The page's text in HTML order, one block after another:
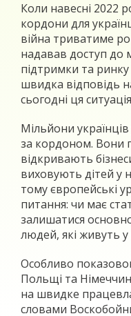
Коли навесні 2022
кордони для
війна триватиме
надавав доступ до
підтримки та
швидка відповідь
сьогодні ця
Мільйони
за кордоном. Вони
відкривають
виховують дітей у
тому європейські
питання: чи має
залишатися
людей, які живуть у
Особливо
Польщі та
на швидке
словами